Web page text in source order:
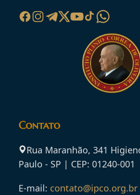
Contato
Rua Maranhão, 341
Paulo - SP | CEP: 01240-001
E-mail: contato@ipco.org.br